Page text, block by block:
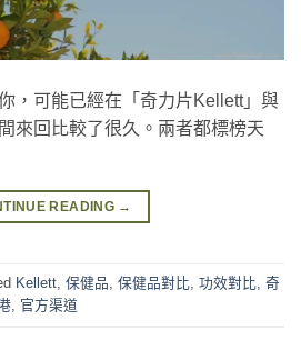
，可能已經在「奇力片Kellett」與
來回比較了很久。兩者都標榜天
READING →
Kellett 保健品 保健品對比 功效對比 奇
官方渠道